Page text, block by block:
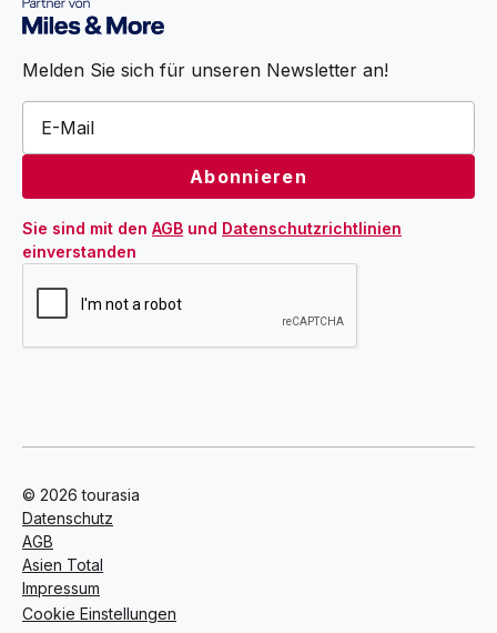
Melden Sie sich für unseren Newsletter an!
Sie sind mit den AGB und Datenschutzrichtlinien
einverstanden
© 2026 tourasia
Datenschutz
AGB
Asien Total
Impressum
Cookie Einstellungen